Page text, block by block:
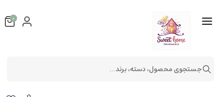
0
جستجوی محصول، دسته، برند...